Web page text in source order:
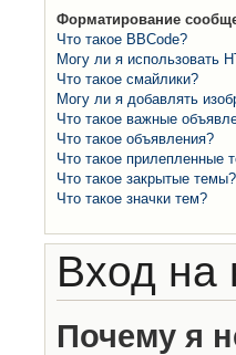
Форматирование
Что такое BBCode?
Могу ли я использовать
Что такое смайлики?
Могу ли я добавлять
Что такое важные
Что такое объявления?
Что такое прилепленные
Что такое закрытые темы?
Что такое значки тем?
Вход на
Почему я